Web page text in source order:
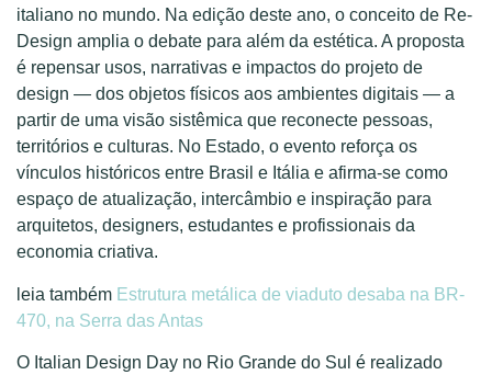
italiano no mundo. Na edição deste ano, o conceito de Re-
Design amplia o debate para além da estética. A proposta
é repensar usos, narrativas e impactos do projeto de
design — dos objetos físicos aos ambientes digitais — a
partir de uma visão sistêmica que reconecte pessoas,
territórios e culturas. No Estado, o evento reforça os
vínculos históricos entre Brasil e Itália e afirma-se como
espaço de atualização, intercâmbio e inspiração para
arquitetos, designers, estudantes e profissionais da
economia criativa.
leia também Estrutura metálica de viaduto desaba na BR-
470, na Serra das Antas
O Italian Design Day no Rio Grande do Sul é realizado